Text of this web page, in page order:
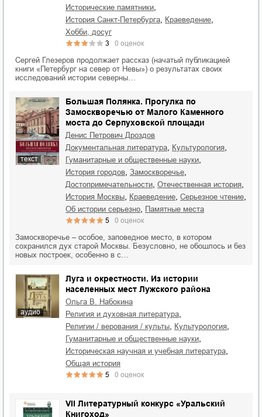
исторические памятники
история Санкт-Петербурга краеведение
хобби, досуг
3 0 оценок
Сергей Глезеров продолжает рассказ (начатый публикацией
книги «Петербург на север от Невы») о результатах своих
исследований истории северны…
текст
Большая Полянка. Прогулка по
Замоскворечью от Малого Каменного
моста до Серпуховской площади
Денис Петрович Дроздов
документальная литература
культурология
гуманитарные и общественные науки
история городов Замоскворечье
достопримечательности отечественная история
история Москвы краеведение серьезное чтение
об истории серьезно памятные места
5 0 оценок
Замоскворечье – особое, заповедное место, в котором
сохранился дух старой Москвы. Безусловно, не обошлось и без
новых построек, особенно в с…
аудио
Луга и окрестности. Из истории
населенных мест Лужского района
Ольга В. Набокина
религия и духовная литература
религии / верования / культы культурология
гуманитарные и общественные науки
историческая научная и учебная литература
общая история
5 0 оценок
VII Литературный конкурс «Уральский
Книгоход»